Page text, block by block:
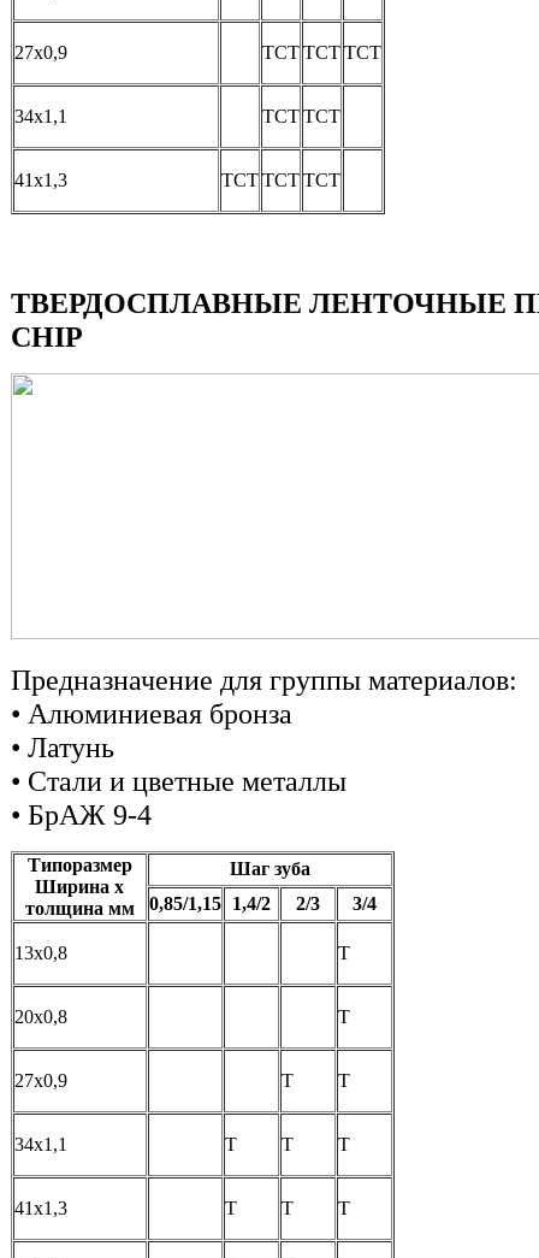
27х0,9 TCTTCTTCT
34х1,1 TCTTCT
41х1,3 TCTTCTTCT
ТВЕРДОСПЛАВНЫЕ ЛЕНТОЧНЫЕ
CHIP
Предназначение для группы материалов:
• Алюминиевая бронза
• Латунь
• Стали и цветные металлы
• БрАЖ 9-4
Типоразмер
Ширина х
толщина мм
Шаг зуба
0,85/1,15 1,4/2 2/3 3/4
13х0,8 T
20х0,8 T
27х0,9 T T
34х1,1 T T T
41х1,3 T T T